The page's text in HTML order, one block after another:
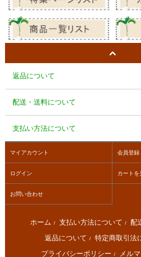
返品について
配送・送料について
支払い方法について
マイアカウント 会員登録
ログイン カートを
お問い合わせ
ホーム / 支払い方法について / 配
返品について / 特定商取引法
プライバシーポリシー / メル